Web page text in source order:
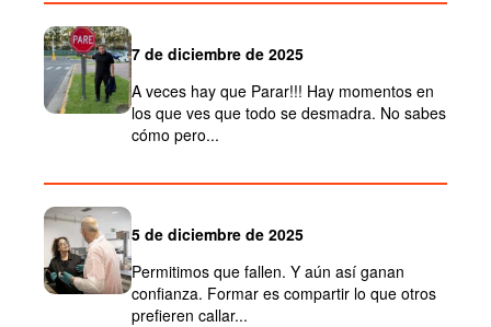
7 de diciembre de 2025
A veces hay que Parar!!! Hay momentos en
los que ves que todo se desmadra. No sabes
cómo pero...
5 de diciembre de 2025
Permitimos que fallen. Y aún así ganan
confianza. Formar es compartir lo que otros
prefieren callar...